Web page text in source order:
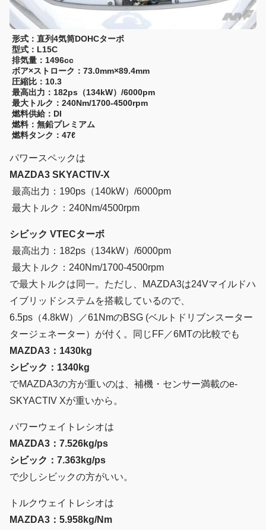
形式：直列4気筒DOHCターボ
型式：L15C
排気量：1496cc
ボア×ストローク：73.0mm×89.4mm
圧縮比：10.3
最高出力：182ps（134kW）/6000pm
最大トルク：240Nm/1700-4500rpm
燃料供給：DI
燃料：無鉛プレミアム
燃料タンク：47ℓ
パワースペックは
MAZDA3 SKYACTIV-X
最高出力：190ps（140kW）/6000pm
最大トルク：240Nm/4500rpm
シビック VTECターボ
最高出力：182ps（134kW）/6000pm
最大トルク：240Nm/1700-4500rpm
で最大トルクは同一。ただし、MAZDA3は24Vマイルドハ
イブリッドシステムを搭載しているので、
6.5ps（4.8kW）／61NmのBSG (ベルトドリブンスーター
タージェネーター）が付く。同じFF／6MTの比較でも
MAZDA3：1430kg
シビック：1340kg
でMAZDA3の方が重いのは、補機・センサー満載のe-
SKYACTIV Xが重いから。
パワーウェイトレシオは
MAZDA3：7.526kg/ps
シビック：7.363kg/ps
で少しシビックの方がいい。
トルクウェイトレシオは
MAZDA3：5.958kg/Nm